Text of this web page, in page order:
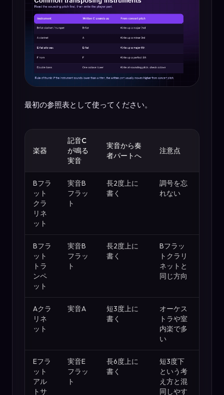
最初の参照表として使ってください。
楽器
記音C
が鳴る
実音
実音から奏
者パートへ
注意点
Bフラ
ット
クラ
リネ
ット
実音B
フラッ
ト
長2度上に
書く
調号を忘
れない
Bフラ
ット
トラ
ンペ
ット
実音B
フラッ
ト
長2度上に
書く
Bフラッ
トクラリ
ネットと
同じ方向
Aクラ
リネ
ット
実音A
短3度上に
書く
オーケス
トラや室
内楽で多
い
Eフラ
ット
アル
トサ
実音E
フラッ
ト
長6度上に
書く
短3度下
という考
え方と混
同しやす